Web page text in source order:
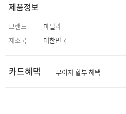
제품정보
브랜드
마틸라
제조국
대한민국
카드혜택 무이자 할부 혜택